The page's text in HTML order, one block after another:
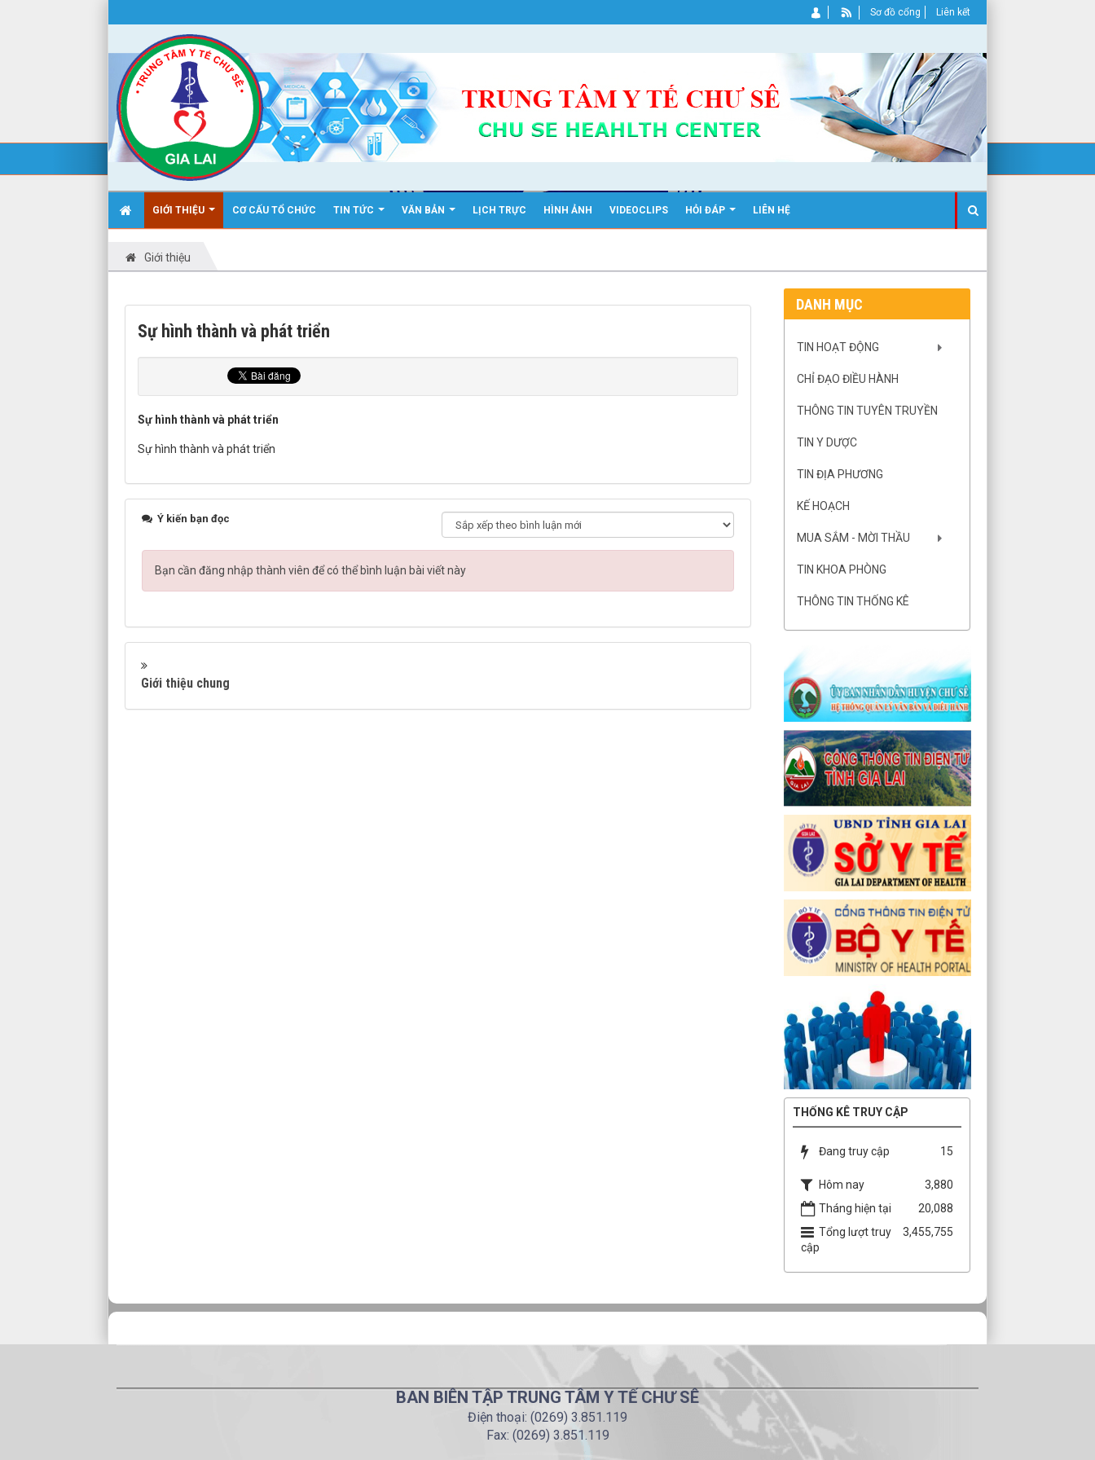
GIỚI THIỆU CƠ CẤU TỔ CHỨC TIN TỨC VĂN BẢN LỊCH TRỰC HÌNH ẢNH VIDEOCLIPS HỎI ĐÁP LIÊN HỆ
Sơ đồ cổng Liên kết
Giới thiệu
Sự hình thành và phát triển
Sự hình thành và phát triển
Sự hình thành và phát triển
Ý kiến bạn đọc
Bạn cần đăng nhập thành viên để có thể bình luận bài viết này
Giới thiệu chung
DANH MỤC
TIN HOẠT ĐỘNG
CHỈ ĐẠO ĐIỀU HÀNH
THÔNG TIN TUYÊN TRUYỀN
TIN Y DƯỢC
TIN ĐỊA PHƯƠNG
KẾ HOẠCH
MUA SẮM - MỜI THẦU
TIN KHOA PHÒNG
THÔNG TIN THỐNG KÊ
THỐNG KÊ TRUY CẬP
Đang truy cập 15
Hôm nay
3,880
Tháng hiện tại
20,088
Tổng lượt truy
cập
3,455,755
BAN BIÊN TẬP TRUNG TÂM Y TẾ CHƯ SÊ
Điện thoại: (0269) 3.851.119
Fax: (0269) 3.851.119